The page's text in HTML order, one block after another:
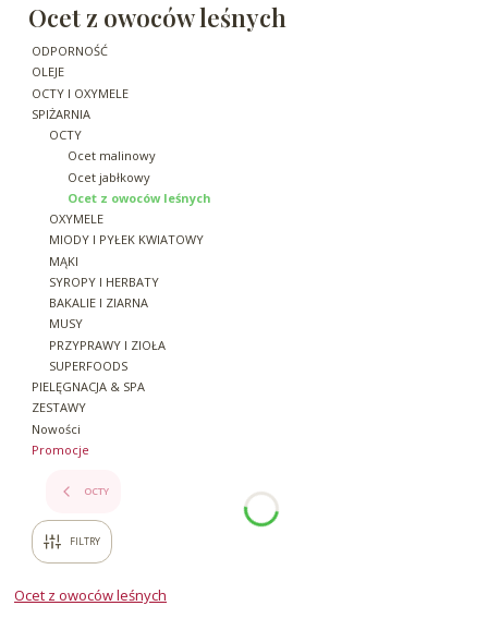
Ocet z owoców leśnych
ODPORNOŚĆ
OLEJE
OCTY I OXYMELE
SPIŻARNIA
OCTY
Ocet malinowy
Ocet jabłkowy
Ocet z owoców leśnych
OXYMELE
MIODY I PYŁEK KWIATOWY
MĄKI
SYROPY I HERBATY
BAKALIE I ZIARNA
MUSY
PRZYPRAWY I ZIOŁA
SUPERFOODS
PIELĘGNACJA & SPA
ZESTAWY
Nowości
Promocje
OCTY
FILTRY
Ocet z owoców leśnych